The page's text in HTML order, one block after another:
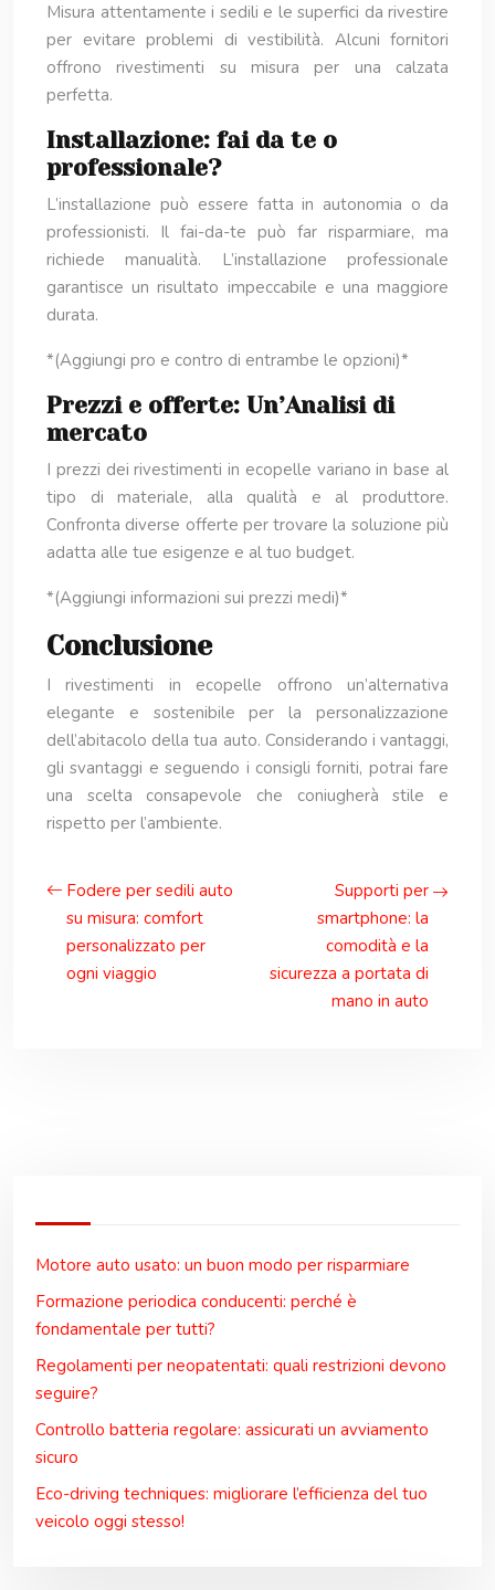
Misura attentamente i sedili e le superfici da rivestire
per evitare problemi di vestibilità. Alcuni fornitori
offrono rivestimenti su misura per una calzata
perfetta.
Installazione: fai da te o
professionale?
L’installazione può essere fatta in autonomia o da
professionisti. Il fai-da-te può far risparmiare, ma
richiede manualità. L’installazione professionale
garantisce un risultato impeccabile e una maggiore
durata.
*(Aggiungi pro e contro di entrambe le opzioni)*
Prezzi e offerte: Un’Analisi di
mercato
I prezzi dei rivestimenti in ecopelle variano in base al
tipo di materiale, alla qualità e al produttore.
Confronta diverse offerte per trovare la soluzione più
adatta alle tue esigenze e al tuo budget.
*(Aggiungi informazioni sui prezzi medi)*
Conclusione
I rivestimenti in ecopelle offrono un’alternativa
elegante e sostenibile per la personalizzazione
dell’abitacolo della tua auto. Considerando i vantaggi,
gli svantaggi e seguendo i consigli forniti, potrai fare
una scelta consapevole che coniugherà stile e
rispetto per l’ambiente.
Fodere per sedili auto
su misura: comfort
personalizzato per
ogni viaggio
Supporti per
smartphone: la
comodità e la
sicurezza a portata di
mano in auto
Motore auto usato: un buon modo per risparmiare
Formazione periodica conducenti: perché è
fondamentale per tutti?
Regolamenti per neopatentati: quali restrizioni devono
seguire?
Controllo batteria regolare: assicurati un avviamento
sicuro
Eco-driving techniques: migliorare l’efficienza del tuo
veicolo oggi stesso!